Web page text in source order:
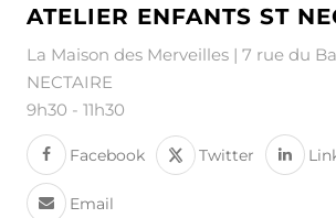
ATELIER ENFANTS ST
La Maison des Merveilles | 7 rue du
NECTAIRE
9h30 -11h30
Facebook Twitter
Email